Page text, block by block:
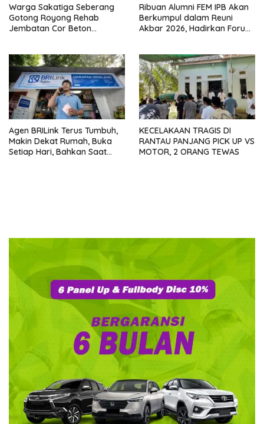
Warga Sakatiga Seberang
Gotong Royong Rehab
Jembatan Cor Beton
Ribuan Alumni FEM IPB Akan
Berkumpul dalam Reuni
Akbar 2026, Hadirkan Forum
Agen BRILink Terus Tumbuh,
Makin Dekat Rumah, Buka
Setiap Hari, Bahkan Saat
KECELAKAAN TRAGIS DI
RANTAU PANJANG PICK UP VS
MOTOR, 2 ORANG TEWAS